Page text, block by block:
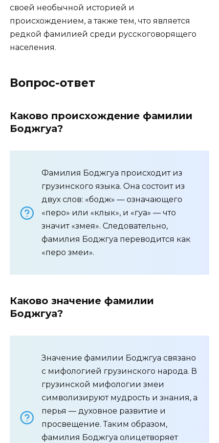
своей необычной историей и
происхождением, а также тем, что является
редкой фамилией среди русскоговорящего
населения.
Вопрос-ответ
Каково происхождение фамилии
Боджгуа?
Фамилия Боджгуа происходит из
грузинского языка. Она состоит из
двух слов: «бодж» — означающего
«перо» или «клык», и «гуа» — что
значит «змея». Следовательно,
фамилия Боджгуа переводится как
«перо змеи».
Каково значение фамилии
Боджгуа?
Значение фамилии Боджгуа связано
с мифологией грузинского народа. В
грузинской мифологии змеи
символизируют мудрость и знания, а
перья — духовное развитие и
просвещение. Таким образом,
фамилия Боджгуа олицетворяет